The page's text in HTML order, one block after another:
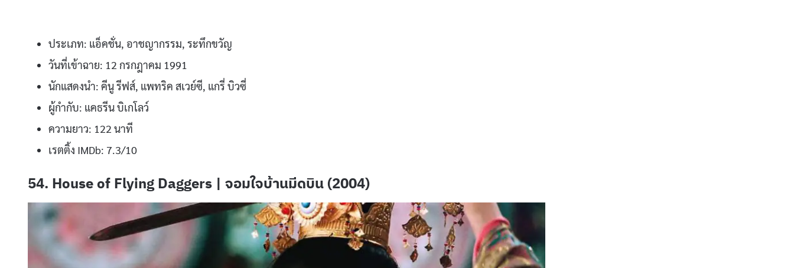
ประเภท: แอ็คชั่น, อาชญากรรม, ระทึกขวัญ
วันที่เข้าฉาย: 12 กรกฎาคม 1991
นักแสดงนำ: คีนู รีฟส์, แพทริค สเวย์ซี, แกรี่ บิวซี่
ผู้กำกับ: แคธรีน บิเกโลว์
ความยาว: 122 นาที
เรตติ้ง IMDb: 7.3/10
54. House of Flying Daggers | จอมใจบ้านมีดบิน (2004)